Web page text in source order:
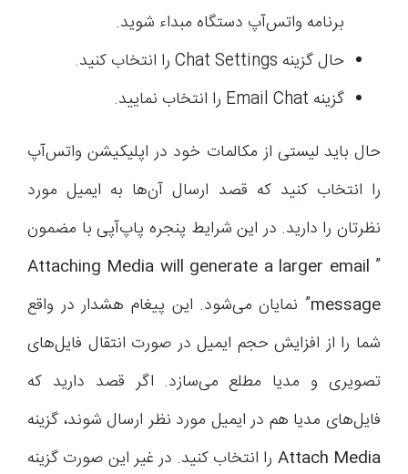
برنامه واتس‌آپ دستگاه مبداء شوید.
حال گزینه Chat Settings را انتخاب کنید.
گزینه Email Chat را انتخاب نمایید.
حال باید لیستی از مکالمات خود در اپلیکیشن واتس‌آپ
را انتخاب کنید که قصد ارسال آن‌ها به ایمیل مورد
نظرتان را دارید. در این شرایط پنجره پاپ‌آپی با مضمون
”
Attaching Media will generate a larger email
message” نمایان می‌شود. این پیغام هشدار در واقع
شما را از افزایش حجم ایمیل در صورت انتقال فایل‌های
تصویری و مدیا مطلع می‌‌سازد. اگر قصد دارید که
فایل‌های مدیا هم در ایمیل مورد نظر ارسال شوند، گزینه
Attach Media را انتخاب کنید. در غیر این صورت گزینه